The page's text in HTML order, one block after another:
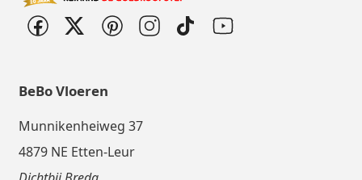
BeBo Vloeren
Munnikenheiweg 37
4879 NE Etten-Leur